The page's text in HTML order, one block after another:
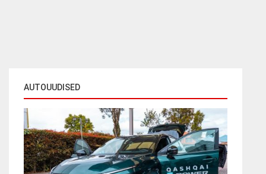
AUTOUUDISED